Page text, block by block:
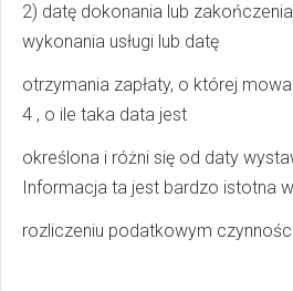
2) datę dokonania lub
wykonania usługi lub datę
otrzymania zapłaty, o której
4 , o ile taka data jest
określona i różni się od daty
Informacja ta jest bardzo istotna w
rozliczeniu podatkowym